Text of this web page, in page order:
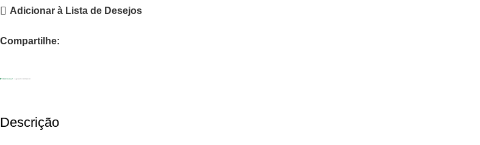
Adicionar à Lista de Desejos
Compartilhe:
Descrição